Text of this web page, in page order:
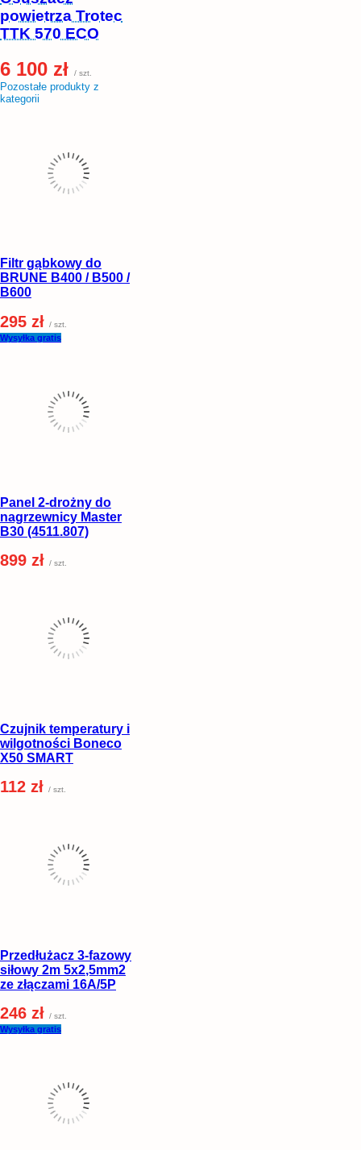
powietrza Trotec
TTK 570 ECO
6 100 zł / szt.
Pozostałe produkty z
kategorii
Filtr gąbkowy do
BRUNE B400 / B500 /
B600
295 zł / szt.
Wysyłka gratis
Panel 2-drożny do
nagrzewnicy Master
B30 (4511.807)
899 zł / szt.
Czujnik temperatury i
wilgotności Boneco
X50 SMART
112 zł / szt.
Przedłużacz 3-fazowy
siłowy 2m 5x2,5mm2
ze złączami 16A/5P
246 zł / szt.
Wysyłka gratis